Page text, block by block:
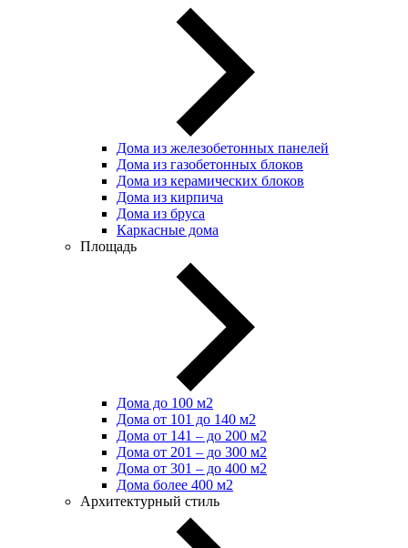
Дома из железобетонных панелей
Дома из газобетонных блоков
Дома из керамических блоков
Дома из кирпича
Дома из бруса
Каркасные дома
Площадь
Дома до 100 м2
Дома от 101 до 140 м2
Дома от 141 – до 200 м2
Дома от 201 – до 300 м2
Дома от 301 – до 400 м2
Дома более 400 м2
Архитектурный стиль